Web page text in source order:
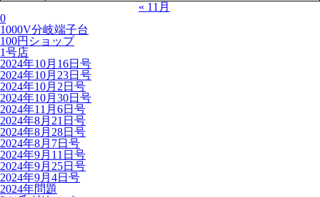
« 11月
0
1000V分岐端子台
100円ショップ
1号店
2024年10月16日号
2024年10月23日号
2024年10月2日号
2024年10月30日号
2024年11月6日号
2024年8月21日号
2024年8月28日号
2024年8月7日号
2024年9月11日号
2024年9月25日号
2024年9月4日号
2024年問題